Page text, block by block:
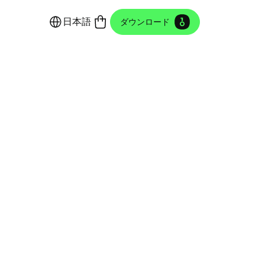
日本語 ダウンロード